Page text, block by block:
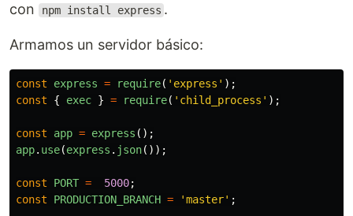
con
npm install express .
Armamos un servidor básico:
const express = require( ' express ' );
const
{ exec } = require( ' child_process ' );
const app = express ();
app. use(express . json());
const PORT = 5000;
const
PRODUCTION_BRANCH = 'master' ;